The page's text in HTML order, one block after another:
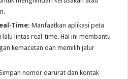
Time: Manfaatkan aplikasi peta
lintas real-time. Hal ini membantu
kemacetan dan memilih jalur
nomor darurat dan kontak